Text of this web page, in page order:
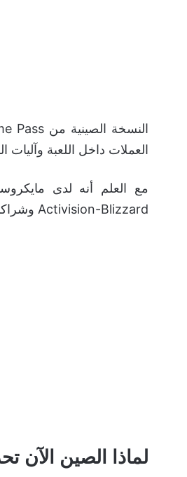
العملات داخل اللعبة وآليات
مع العلم أنه لدى
Activision-Blizzard وشراكاتها مع عمالقة التقنية الصينية كـ NetEase.
لماذا الصين الآن